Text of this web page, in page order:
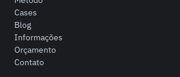
Cases
Blog
Informações
Orçamento
Contato